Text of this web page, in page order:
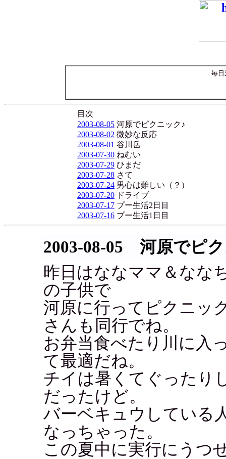
毎日
目次
2003-08-05 河原でピクニック♪
2003-08-02 微妙な反応
2003-08-01 谷川岳
2003-07-30 ねむい
2003-07-29 ひまだ
2003-07-28 さて
2003-07-24 男心は難しい（？）
2003-07-20 ドライブ
2003-07-17 プー生活2日目
2003-07-16 プー生活1日目
2003-08-05 河原でピ
昨日はななママ＆なな
の子供で
河原に行ってピクニッ
さんも同行でね。
お弁当食べたり川に入
て最適だね。
チイは暑くてぐったり
だったけど。
バーベキュウしている
なっちゃった。
この夏中に実行にうつ